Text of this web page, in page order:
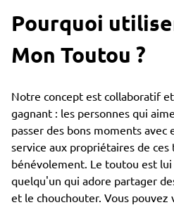
Pourquoi
Mon Toutou ?
Notre concept est collaboratif
gagnant : les personnes qui
passer des bons moments
service aux propriétaires de
bénévolement. Le toutou est
quelqu'un qui adore partager
et le chouchouter. Vous pouvez